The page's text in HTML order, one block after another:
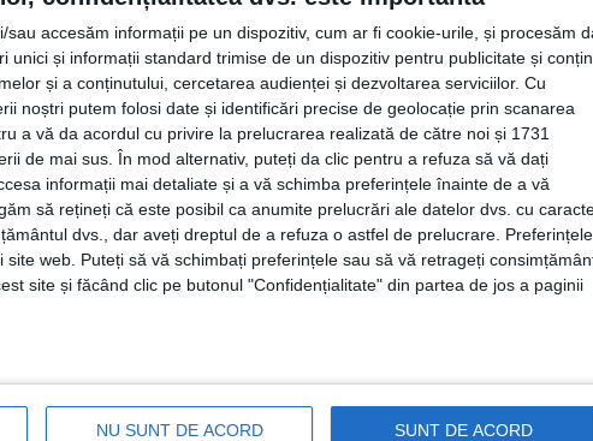
sau accesăm informații pe un dispozitiv, cum ar fi cookie-urile, și procesăm
unici și informații standard trimise de un dispozitiv pentru publicitate și
și a conținutului, cercetarea audienței și dezvoltarea serviciilor. Cu
noștri putem folosi date și identificări precise de geolocație prin scanarea
a vă da acordul cu privire la prelucrarea realizată de către noi și 1731
de mai sus. În mod alternativ, puteți da clic pentru a refuza să vă dați
informații mai detaliate și a vă schimba preferințele înainte de a vă
să rețineți că este posibil ca anumite prelucrări ale datelor dvs. cu
dvs., dar aveți dreptul de a refuza o astfel de prelucrare. Preferințele
web. Puteți să vă schimbați preferințele sau să vă retrageți
site și făcând clic pe butonul "Confidențialitate" din partea de jos a paginii
NU SUNT DE ACORD SUNT DE ACORD